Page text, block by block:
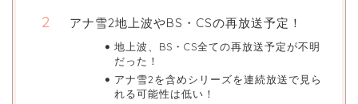
アナ雪2地上波やBS・CSの再放送予定！
地上波、BS・CS全ての再放送予定が不明
だった！
アナ雪2を含めシリーズを連続放送で見ら
れる可能性は低い！